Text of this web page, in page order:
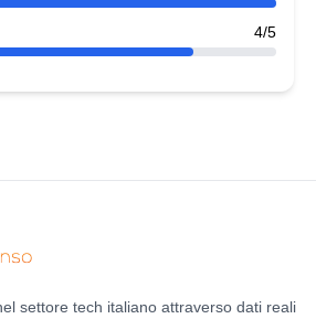
4/5
settore tech italiano attraverso dati reali